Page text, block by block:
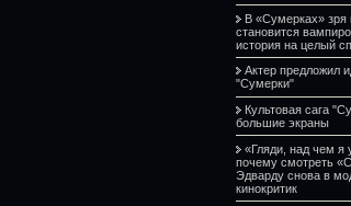
В «Сумерках» зря
становится
история на целый
Актер предложил
"Сумерки"
Культовая сага
большие экраны
«Гляди, над чем я
почему смотреть
Эдварду снова в
кинокритик